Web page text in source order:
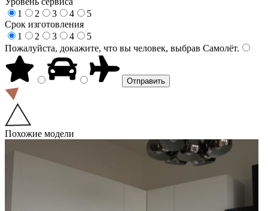
1
2 3 4
5
Срок изготовления
1
2 3 4
5
Пожалуйста, докажите, что вы человек, выбрав Самолёт.
Похожие модели